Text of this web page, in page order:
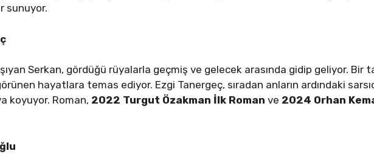
sunuyor.
Serkan, gördüğü rüyalarla geçmiş ve gelecek arasında gidip geliyor. Bir
hayatlara temas ediyor. Ezgi Tanergeç, sıradan anların ardındaki
koyuyor. Roman, 2022 Turgut Özakman İlk Roman ve 2024 Orhan